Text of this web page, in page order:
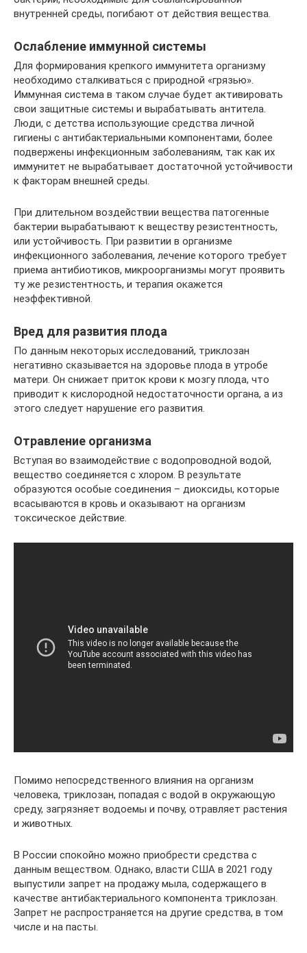
внутренней среды, погибают от действия вещества.
Ослабление иммунной системы
Для формирования крепкого иммунитета организму
необходимо сталкиваться с природной «грязью».
Иммунная система в таком случае будет активировать
свои защитные системы и вырабатывать антитела.
Люди, с детства использующие средства личной
гигиены с антибактериальными компонентами, более
подвержены инфекционным заболеваниям, так как их
иммунитет не вырабатывает достаточной устойчивости
к факторам внешней среды.
При длительном воздействии вещества патогенные
бактерии вырабатывают к веществу резистентность,
или устойчивость. При развитии в организме
инфекционного заболевания, лечение которого требует
приема антибиотиков, микроорганизмы могут проявить
ту же резистентность, и терапия окажется
неэффективной.
Вред для развития плода
По данным некоторых исследований, триклозан
негативно сказывается на здоровье плода в утробе
матери. Он снижает приток крови к мозгу плода, что
приводит к кислородной недостаточности органа, а из
этого следует нарушение его развития.
Отравление организма
Вступая во взаимодействие с водопроводной водой,
вещество соединяется с хлором. В результате
образуются особые соединения – диоксиды, которые
всасываются в кровь и оказывают на организм
токсическое действие.
Помимо непосредственного влияния на организм
человека, триклозан, попадая с водой в окружающую
среду, загрязняет водоемы и почву, отравляет растения
и животных.
В России спокойно можно приобрести средства с
данным веществом. Однако, власти США в 2021 году
выпустили запрет на продажу мыла, содержащего в
качестве антибактериального компонента триклозан.
Запрет не распространяется на другие средства, в том
числе и на пасты.